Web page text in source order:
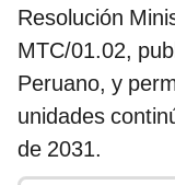
Resolución
MTC/01.02,
Peruano, y
unidades
de 2031.